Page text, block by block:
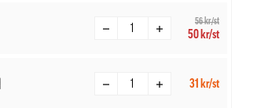
56 kr/st
50 kr/st
31 kr/st